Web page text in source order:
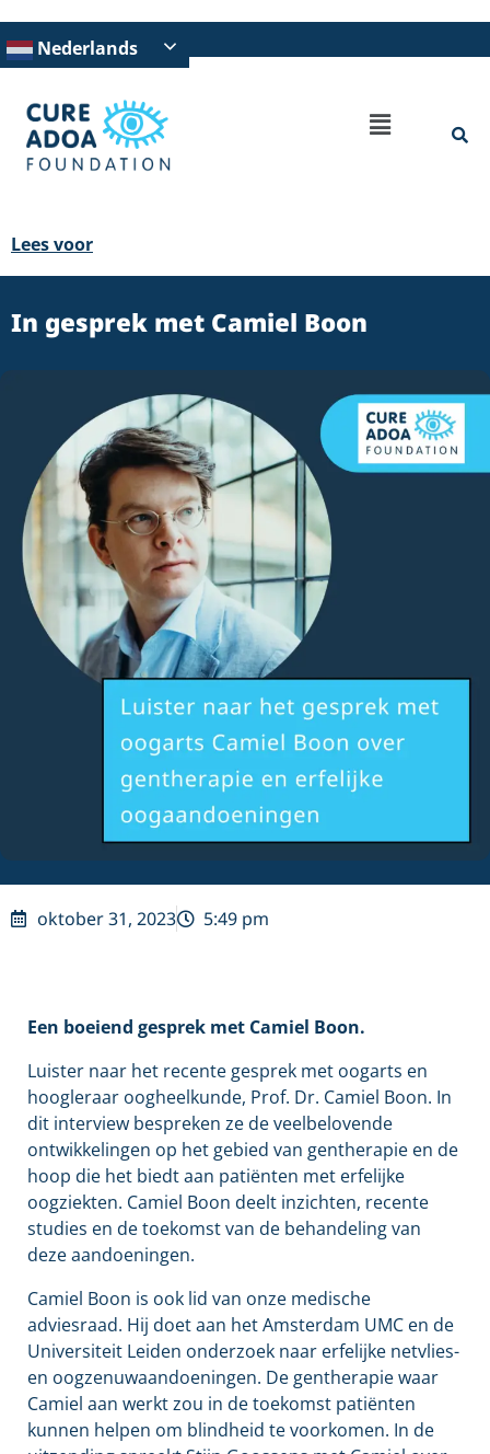
Nederlands
Lees voor
In gesprek met Camiel Boon
oktober 31, 2023 5:49 pm
Een boeiend gesprek met Camiel Boon.
Luister naar het recente gesprek met oogarts en
hoogleraar oogheelkunde, Prof. Dr. Camiel Boon. In
dit interview bespreken ze de veelbelovende
ontwikkelingen op het gebied van gentherapie en de
hoop die het biedt aan patiënten met erfelijke
oogziekten. Camiel Boon deelt inzichten, recente
studies en de toekomst van de behandeling van
deze aandoeningen.
Camiel Boon is ook lid van onze medische
adviesraad. Hij doet aan het Amsterdam UMC en de
Universiteit Leiden onderzoek naar erfelijke netvlies-
en oogzenuwaandoeningen. De gentherapie waar
Camiel aan werkt zou in de toekomst patiënten
kunnen helpen om blindheid te voorkomen. In de